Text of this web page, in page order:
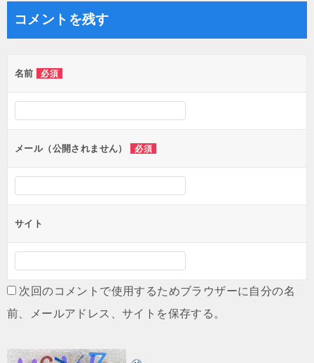
ー
シ
ョ
ン
コメントを残す
名前 必須
メール（公開されません） 必須
サイト
次回のコメントで使用するためブラウザーに自分の名
前、メールアドレス、サイトを保存する。